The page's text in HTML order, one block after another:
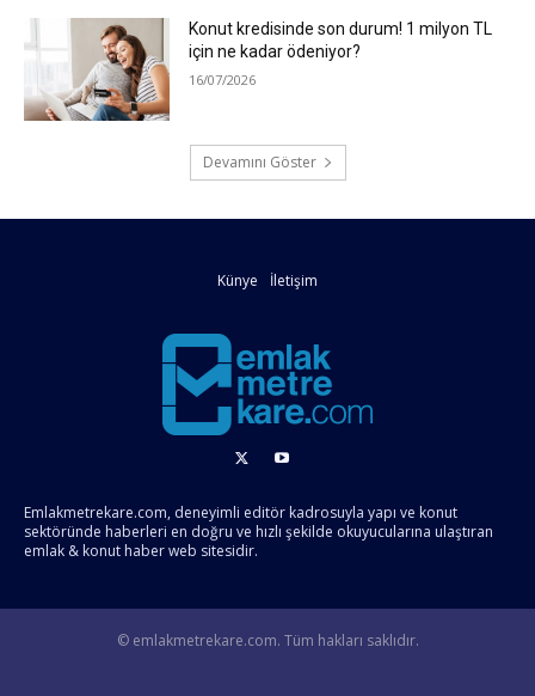
Konut kredisinde son durum! 1 milyon TL
için ne kadar ödeniyor?
16/07/2026
Devamını Göster
Künye İletişim
Emlakmetrekare.com, deneyimli editör kadrosuyla yapı ve konut
sektöründe haberleri en doğru ve hızlı şekilde okuyucularına ulaştıran
emlak & konut haber web sitesidir.
© emlakmetrekare.com. Tüm hakları saklıdır.